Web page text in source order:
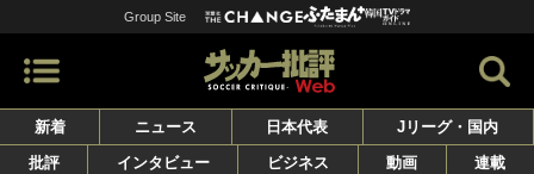
Group Site
新着 ニュース 日本代表
Jリーグ・国内
批評
インタビュー ビジネス 動画 連載